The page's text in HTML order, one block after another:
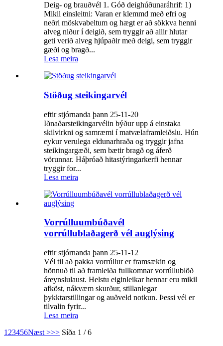
Deig- og brauðvél 1. Góð deighúðunaráhrif: 1)
Mikil einsleitni: Varan er klemmd með efri og
neðri möskvabeltum og hægt er að sökkva henni
alveg niður í deigið, sem tryggir að allir hlutar
geti verið alveg hjúpaðir með deigi, sem tryggir
gæði og bragð...
Lesa meira
Stöðug steikingarvél
eftir stjórnanda þann 25-11-20
Iðnaðarsteikingarvélin býður upp á einstaka
skilvirkni og samræmi í matvælaframleiðslu. Hún
eykur verulega eldunarhraða og tryggir jafna
steikingargæði, sem bætir bragð og áferð
vörunnar. Háþróað hitastýringarkerfi hennar
tryggir for...
Lesa meira
Vorrúlluumbúðavél
vorrúllublaðagerð vél auglýsing
eftir stjórnanda þann 25-11-12
Vél til að pakka vorrúllur er framsækin og
hönnuð til að framleiða fullkomnar vorrúllublöð
áreynslulaust. Helstu eiginleikar hennar eru mikil
afköst, nákvæm skurður, stillanlegar
þykktarstillingar og auðveld notkun. Þessi vél er
tilvalin fyrir...
Lesa meira
1 23456Næst >>> Síða 1 / 6